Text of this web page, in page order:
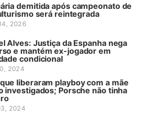
demitida após campeonato de
será reintegrada
2026
Alves: Justiça da Espanha nega
e mantém ex-jogador em
condicional
2024
liberaram playboy com a mãe
investigados; Porsche não tinha
2024